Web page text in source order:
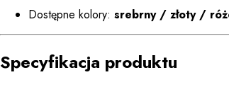
Dostępne kolory: srebrny / złoty /
Specyfikacja produktu